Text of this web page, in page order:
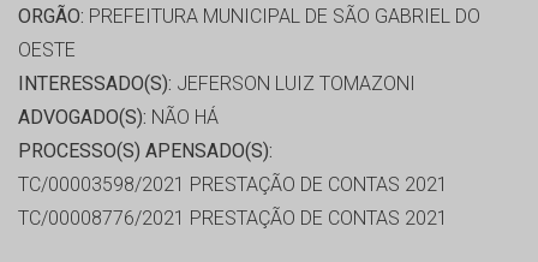
ORGÃO: PREFEITURA MUNICIPAL DE SÃO GABRIEL DO
OESTE
INTERESSADO(S): JEFERSON LUIZ TOMAZONI
ADVOGADO(S): NÃO HÁ
PROCESSO(S) APENSADO(S):
TC/00003598/2021 PRESTAÇÃO DE CONTAS 2021
TC/00008776/2021 PRESTAÇÃO DE CONTAS 2021